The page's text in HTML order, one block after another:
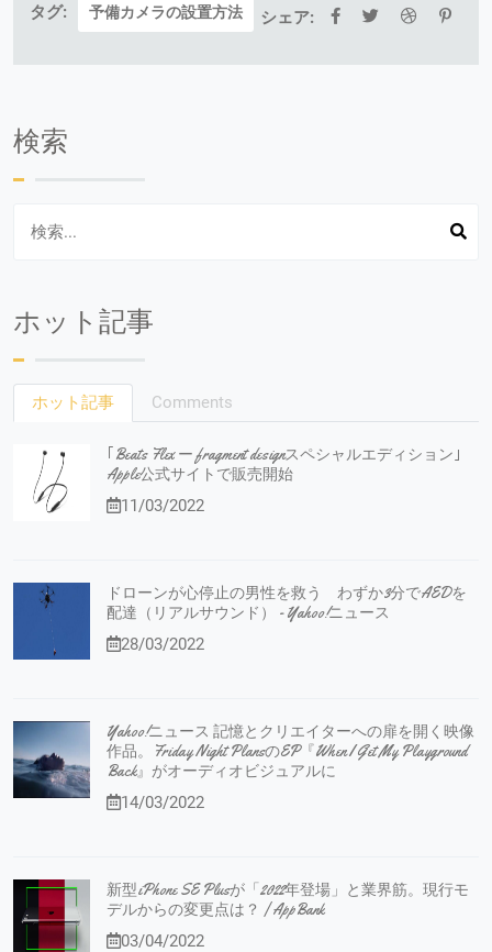
タグ: 予備カメラの設置方法 シェア:
検索
ホット記事
ホット記事 Comments
｢Beats Flex ー fragment designスペシャルエディション｣
Apple公式サイトで販売開始
11/03/2022
ドローンが心停止の男性を救う わずか3分でAEDを
配達（リアルサウンド） - Yahoo!ニュース
28/03/2022
Yahoo!ニュース 記憶とクリエイターへの扉を開く映像
作品。Friday Night PlansのEP『When I Get My Playground
Back』がオーディオビジュアルに
14/03/2022
新型iPhone SE Plusが「2022年登場」と業界筋。現行モ
デルからの変更点は？ | AppBank
03/04/2022